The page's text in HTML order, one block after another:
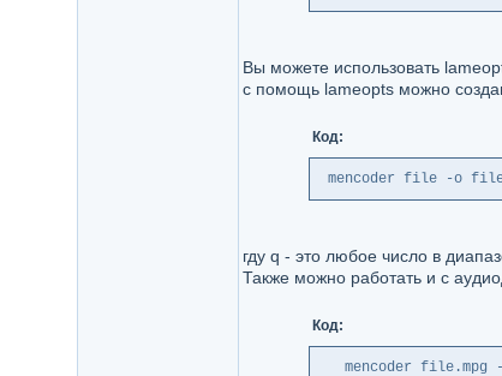
Вы можете использовать
с помощь lameopts можно
Код:
mencoder file -o
гду q - это любое число в
Также можно работать и с
Код:
mencoder file.mpg -